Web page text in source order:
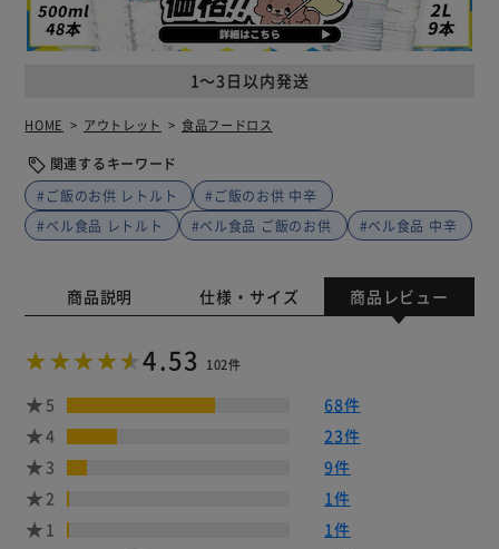
1～3日以内発送
HOME アウトレット 食品フードロス
関連するキーワード
#ご飯のお供 レトルト
#ご飯のお供 中辛
#ベル食品 レトルト
#ベル食品 ご飯のお供 #ベル食品 中辛
商品説明 仕様・サイズ 商品レビュー
4.53 102件
5
68件
4
23件
3
9件
2
1件
1
1件